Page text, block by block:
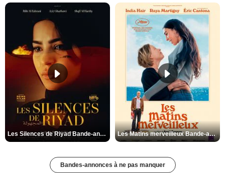
Les Silences de Riyad Bande-annonce VO STFR Les Matins merveilleux Bande-annonce VF
Bandes-annonces à ne pas manquer